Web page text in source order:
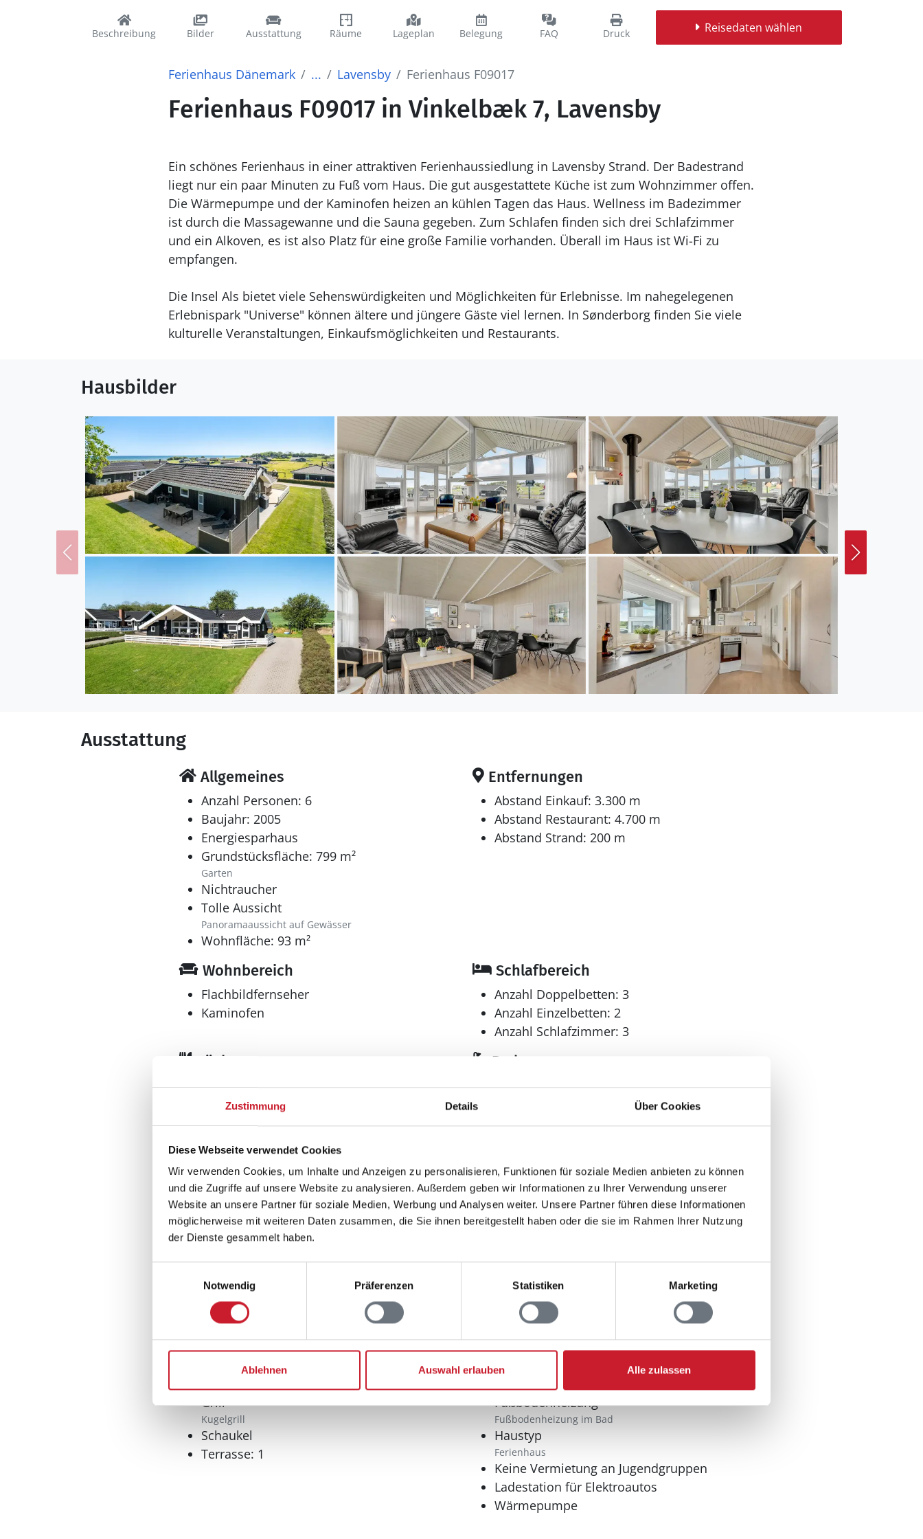
Zustimmung Details Über Cookies
Diese Webseite verwendet Cookies
Wir verwenden Cookies, um Inhalte und Anzeigen zu personalisieren, Funktionen für soziale Medien anbieten zu können
und die Zugriffe auf unsere Website zu analysieren. Außerdem geben wir Informationen zu Ihrer Verwendung unserer
Website an unsere Partner für soziale Medien, Werbung und Analysen weiter. Unsere Partner führen diese Informationen
möglicherweise mit weiteren Daten zusammen, die Sie ihnen bereitgestellt haben oder die sie im Rahmen Ihrer Nutzung
der Dienste gesammelt haben.
Notwendig
Präferenzen Statistiken Marketing
Ablehnen Auswahl erlauben Alle zulassen
Beschreibung Bilder Ausstattung Räume Lageplan Belegung FAQ Druck Reisedaten wählen
Ferienhaus Dänemark ... Lavensby Ferienhaus F09017
Ferienhaus F09017 in Vinkelbæk 7, Lavensby
Ein schönes Ferienhaus in einer attraktiven Ferienhaussiedlung in Lavensby Strand. Der Badestrand
liegt nur ein paar Minuten zu Fuß vom Haus. Die gut ausgestattete Küche ist zum Wohnzimmer offen.
Die Wärmepumpe und der Kaminofen heizen an kühlen Tagen das Haus. Wellness im Badezimmer
ist durch die Massagewanne und die Sauna gegeben. Zum Schlafen finden sich drei Schlafzimmer
und ein Alkoven, es ist also Platz für eine große Familie vorhanden. Überall im Haus ist Wi-Fi zu
empfangen.
Die Insel Als bietet viele Sehenswürdigkeiten und Möglichkeiten für Erlebnisse. Im nahegelegenen
Erlebnispark "Universe" können ältere und jüngere Gäste viel lernen. In Sønderborg finden Sie viele
kulturelle Veranstaltungen, Einkaufsmöglichkeiten und Restaurants.
Hausbilder
Ausstattung
Allgemeines
Anzahl Personen: 6
Baujahr: 2005
Energiesparhaus
Grundstücksfläche: 799 m²
Garten
Nichtraucher
Tolle Aussicht
Panoramaaussicht auf Gewässer
Wohnfläche: 93 m²
Entfernungen
Abstand Einkauf: 3.300 m
Abstand Restaurant: 4.700 m
Abstand Strand: 200 m
Wohnbereich
Flachbildfernseher
Kaminofen
Schlafbereich
Anzahl Doppelbetten: 3
Anzahl Einzelbetten: 2
Anzahl Schlafzimmer: 3
Küche
Dunstabzug
Geschirrspüler
Herd
Kaffeemaschine
Kühlschrank
Mikrowelle
Tiefkühler: 70 l
Tiefkühlschrank
Bad
Anzahl Duschen: 2
Anzahl Toiletten: 2
Waschmaschine
Sauna
Whirlpool
Deutsches Fernsehen
Internet
WLAN
Grill
Kugelgrill
Schaukel
Terrasse: 1
Anglerfreundlich
Fußbodenheizung
Fußbodenheizung im Bad
Haustyp
Ferienhaus
Keine Vermietung an Jugendgruppen
Ladestation für Elektroautos
Wärmepumpe